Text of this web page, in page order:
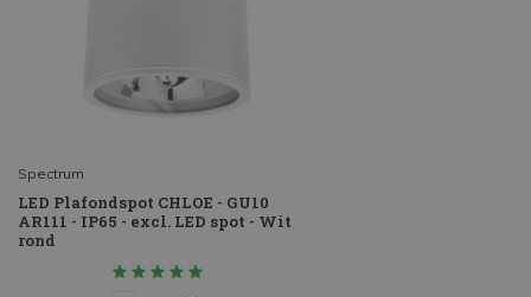
Spectrum
LED Plafondspot CHLOE - GU10
AR111 - IP65 - excl. LED spot - Wit
rond